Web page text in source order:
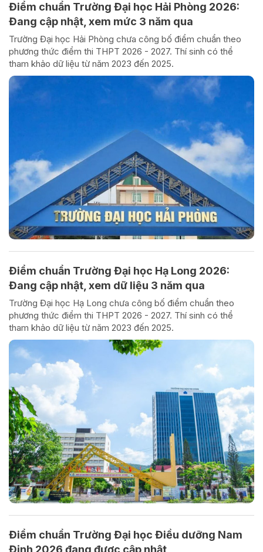
Điểm chuẩn Trường Đại học Hải Phòng 2026:
Đang cập nhật, xem mức 3 năm qua
Trường Đại học Hải Phòng chưa công bố điểm chuẩn theo
phương thức điểm thi THPT 2026 - 2027. Thí sinh có thể
tham khảo dữ liệu từ năm 2023 đến 2025.
Điểm chuẩn Trường Đại học Hạ Long 2026:
Đang cập nhật, xem dữ liệu 3 năm qua
Trường Đại học Hạ Long chưa công bố điểm chuẩn theo
phương thức điểm thi THPT 2026 - 2027. Thí sinh có thể
tham khảo dữ liệu từ năm 2023 đến 2025.
Điểm chuẩn Trường Đại học Điều dưỡng Nam
Định 2026 đang được cập nhật